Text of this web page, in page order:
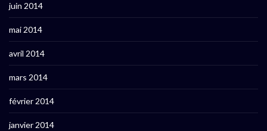
juin 2014
mai 2014
avril 2014
mars 2014
février 2014
janvier 2014